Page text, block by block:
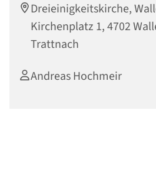
Dreieinigkeitskirche,
Kirchenplatz 1, 4702
Trattnach
Andreas Hochmeir